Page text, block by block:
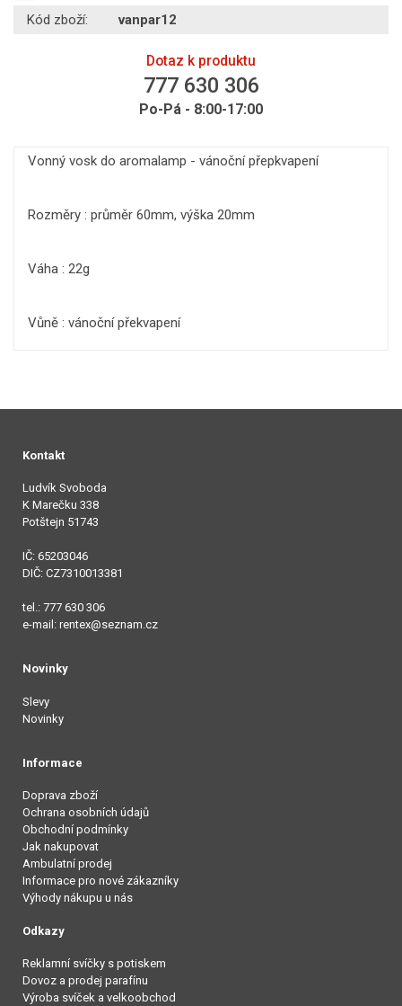
Kód zboží: vanpar12
Dotaz k produktu
777 630 306
Po-Pá - 8:00-17:00
Vonný vosk do aromalamp - vánoční přepkvapení
Rozměry : průměr 60mm, výška 20mm
Váha : 22g
Vůně : vánoční překvapení
Kontakt
Ludvík Svoboda
K Marečku 338
Potštejn 51743
IČ: 65203046
DIČ: CZ7310013381
tel.: 777 630 306
e-mail: rentex@seznam.cz
Novinky
Slevy
Novinky
Informace
Doprava zboží
Ochrana osobních údajů
Obchodní podmínky
Jak nakupovat
Ambulatní prodej
Informace pro nové zákazníky
Výhody nákupu u nás
Odkazy
Reklamní svíčky s potiskem
Dovoz a prodej parafínu
Výroba svíček a velkoobchod